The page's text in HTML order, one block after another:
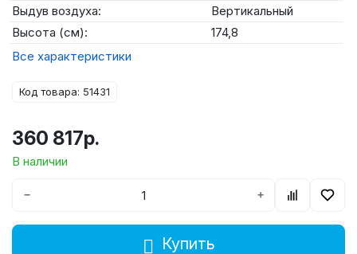
Выдув воздуха:
Вертикальный
Высота (см):
174,8
Все характеристики
Код товара: 51431
360 817р.
В наличии
− +
Купить